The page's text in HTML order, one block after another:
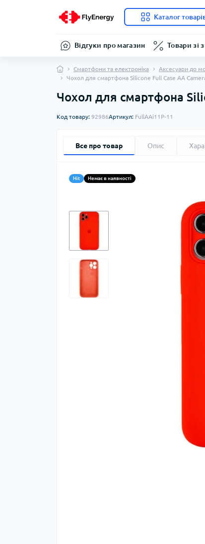
Каталог
Відгуки про магазин Товари зі
Смартфони та електроніка Аксесуари до
Чохол для смартфона Silicone Full Case AA
Чохол для смартфона
Код товару: 92986Артикул: FullAAi11P-11
Все про товар Опис
Hit Немає в наявності